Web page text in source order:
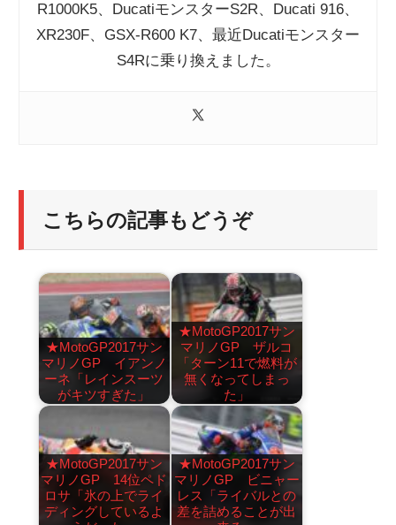
R1000K5、DucatiモンスターS2R、Ducati 916、
XR230F、GSX-R600 K7、最近Ducatiモンスター
S4Rに乗り換えました。
こちらの記事もどうぞ
★MotoGP2017サン
マリノGP イアンノ
ーネ「レインスーツ
がキツすぎた」
★MotoGP2017サン
マリノGP ザルコ
「ターン11で燃料が
無くなってしまっ
た」
★MotoGP2017サン
マリノGP 14位ペド
ロサ「氷の上でライ
ディングしているよ
★MotoGP2017サン
マリノGP ビニャー
レス「ライバルとの
差を詰めることが出